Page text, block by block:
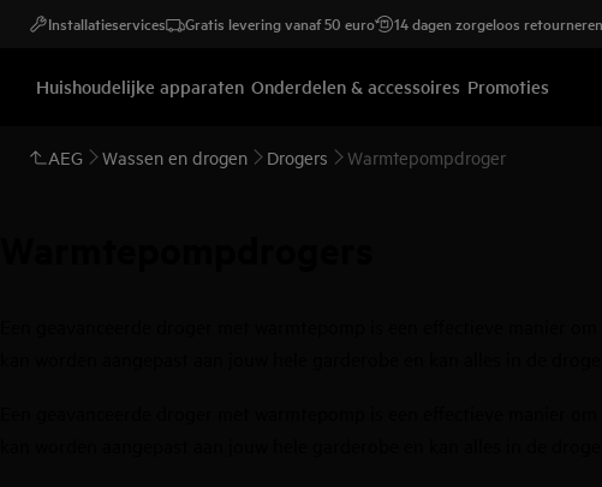
Installatieservices Gratis levering vanaf 50 euro 14 dagen zorgeloos retourneren
Huishoudelijke apparaten Onderdelen & accessoires Promoties
AEG Wassen en drogen Drogers Warmtepompdroger